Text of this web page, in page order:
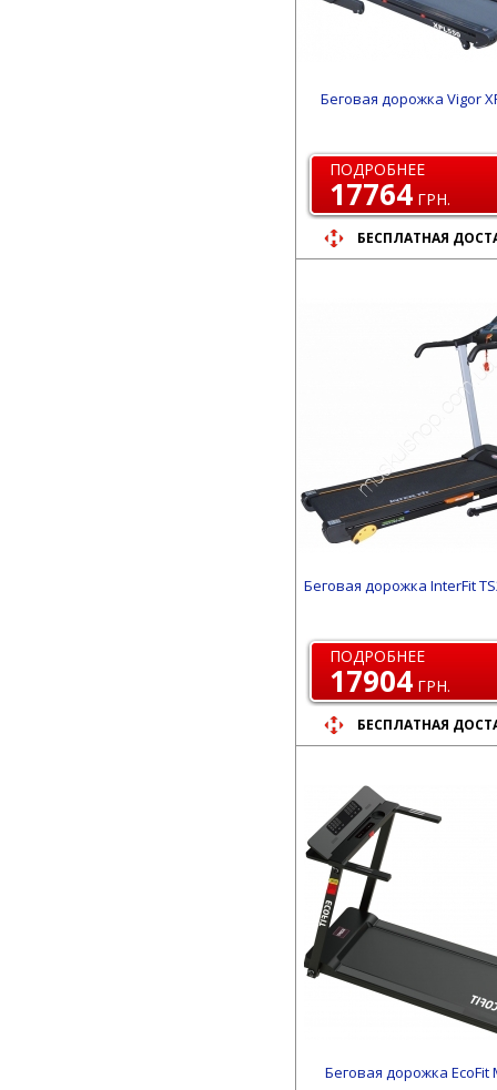
Беговая дорожка Vigor
ПОДРОБНЕЕ
17764 ГРН.
БЕСПЛАТНАЯ
Беговая дорожка InterFit
ПОДРОБНЕЕ
17904 ГРН.
БЕСПЛАТНАЯ
Беговая дорожка EcoFit